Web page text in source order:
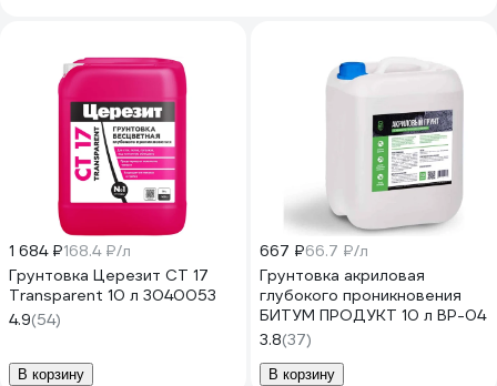
1 684 ₽168.4 ₽/л
Грунтовка Церезит CT 17
Transparent 10 л 3040053
4.9(54)
В корзину
667 ₽66.7 ₽/л
Грунтовка акриловая
глубокого проникновения
БИТУМ ПРОДУКТ 10 л BP-04
3.8(37)
В корзину